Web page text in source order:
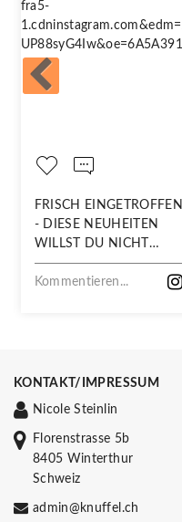
FRISCH EINGETROFFEN
- DIESE NEUHEITEN
WILLST DU NICHT
VERPASSEN!
Kommentieren...
KONTAKT/IMPRESSUM
Nicole Steinlin
Florenstrasse 5b
8405 Winterthur
Schweiz
admin@knuffel.ch